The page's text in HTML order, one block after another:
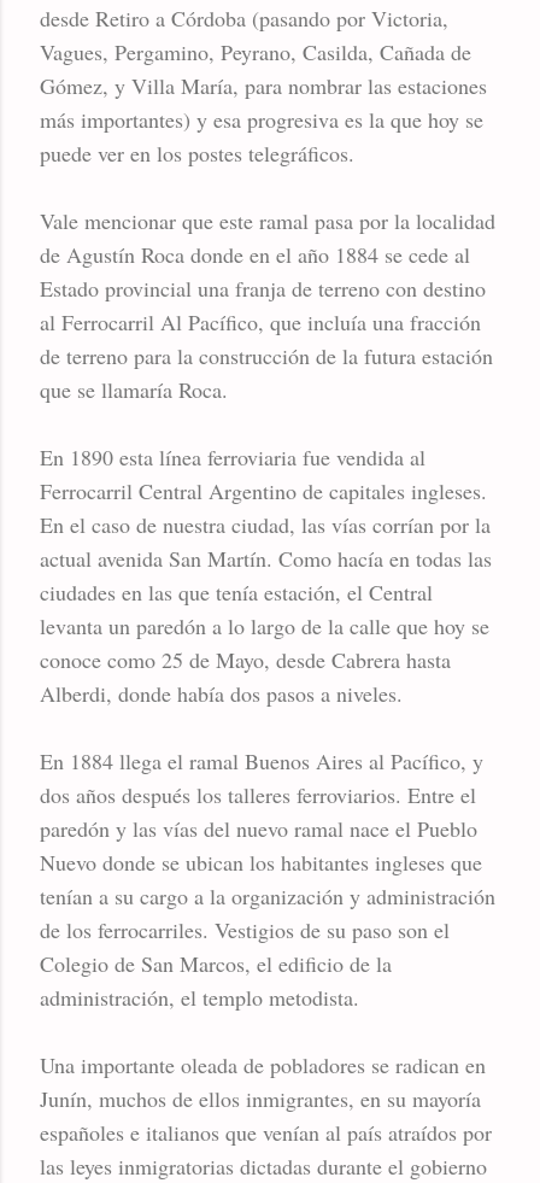
desde Retiro a Córdoba (pasando por Victoria,
Vagues, Pergamino, Peyrano, Casilda, Cañada de
Gómez, y Villa María, para nombrar las estaciones
más importantes) y esa progresiva es la que hoy se
puede ver en los postes telegráficos.
Vale mencionar que este ramal pasa por la localidad
de Agustín Roca donde en el año 1884 se cede al
Estado provincial una franja de terreno con destino
al Ferrocarril Al Pacífico, que incluía una fracción
de terreno para la construcción de la futura estación
que se llamaría Roca.
En 1890 esta línea ferroviaria fue vendida al
Ferrocarril Central Argentino de capitales ingleses.
En el caso de nuestra ciudad, las vías corrían por la
actual avenida San Martín. Como hacía en todas las
ciudades en las que tenía estación, el Central
levanta un paredón a lo largo de la calle que hoy se
conoce como 25 de Mayo, desde Cabrera hasta
Alberdi, donde había dos pasos a niveles.
En 1884 llega el ramal Buenos Aires al Pacífico, y
dos años después los talleres ferroviarios. Entre el
paredón y las vías del nuevo ramal nace el Pueblo
Nuevo donde se ubican los habitantes ingleses que
tenían a su cargo a la organización y administración
de los ferrocarriles. Vestigios de su paso son el
Colegio de San Marcos, el edificio de la
administración, el templo metodista.
Una importante oleada de pobladores se radican en
Junín, muchos de ellos inmigrantes, en su mayoría
españoles e italianos que venían al país atraídos por
las leyes inmigratorias dictadas durante el gobierno